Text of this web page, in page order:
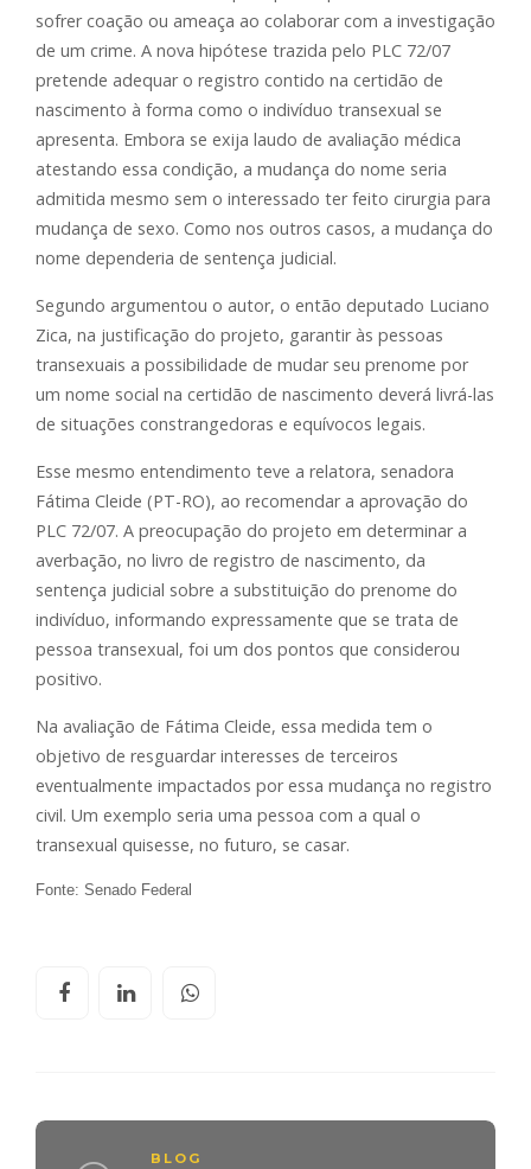
sofrer coação ou ameaça ao colaborar com a investigação
de um crime. A nova hipótese trazida pelo PLC 72/07
pretende adequar o registro contido na certidão de
nascimento à forma como o indivíduo transexual se
apresenta. Embora se exija laudo de avaliação médica
atestando essa condição, a mudança do nome seria
admitida mesmo sem o interessado ter feito cirurgia para
mudança de sexo. Como nos outros casos, a mudança do
nome dependeria de sentença judicial.
Segundo argumentou o autor, o então deputado Luciano
Zica, na justificação do projeto, garantir às pessoas
transexuais a possibilidade de mudar seu prenome por
um nome social na certidão de nascimento deverá livrá-las
de situações constrangedoras e equívocos legais.
Esse mesmo entendimento teve a relatora, senadora
Fátima Cleide (PT-RO), ao recomendar a aprovação do
PLC 72/07. A preocupação do projeto em determinar a
averbação, no livro de registro de nascimento, da
sentença judicial sobre a substituição do prenome do
indivíduo, informando expressamente que se trata de
pessoa transexual, foi um dos pontos que considerou
positivo.
Na avaliação de Fátima Cleide, essa medida tem o
objetivo de resguardar interesses de terceiros
eventualmente impactados por essa mudança no registro
civil. Um exemplo seria uma pessoa com a qual o
transexual quisesse, no futuro, se casar.
Fonte: Senado Federal
BLOG